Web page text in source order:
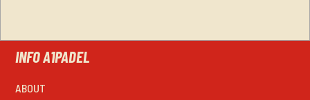
INFO A1PADEL
ABOUT